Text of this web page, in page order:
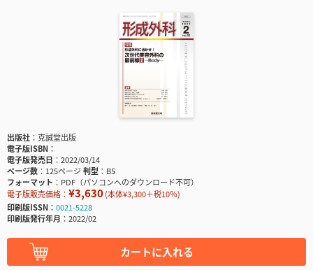
出版社
克誠堂出版
電子版ISBN
電子版発売日
2022/03/14
ページ数
125ページ判型
B5
フォーマット
PDF（パソコンへのダウンロード不可）
電子版販売価格： ¥3,630(本体¥3,300＋税10％)
印刷版ISSN
0021-5228
印刷版発行年月
2022/02
カートに入れる